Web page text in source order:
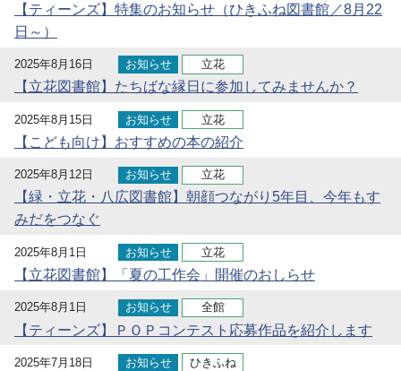
【ティーンズ】特集のお知らせ（ひきふね図書館／8月22
日～）
2025年8月16日 お知らせ 立花
【立花図書館】たちばな縁日に参加してみませんか？
2025年8月15日 お知らせ 立花
【こども向け】おすすめの本の紹介
2025年8月12日 お知らせ 立花
【緑・立花・八広図書館】朝顔つながり5年目、今年もす
みだをつなぐ
2025年8月1日 お知らせ 立花
【立花図書館】「夏の工作会」開催のおしらせ
2025年8月1日 お知らせ 全館
【ティーンズ】ＰＯＰコンテスト応募作品を紹介します
2025年7月18日 お知らせ ひきふね